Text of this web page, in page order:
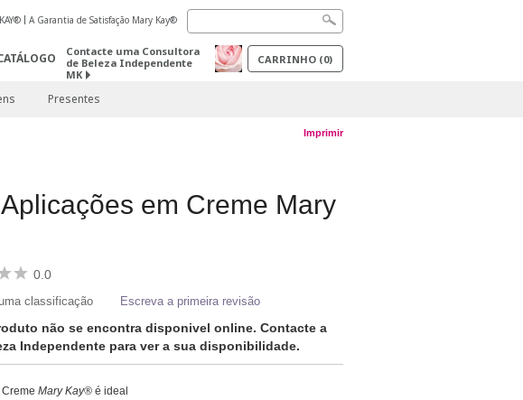
A Garantia de Satisfação Mary Kay®
Contacte uma Consultora
de Beleza Independente
MK
CARRINHO (0)
Presentes
Imprimir
em Creme Mary
0.0
classificação Escreva a primeira revisão
não se encontra disponivel online. Contacte a
Independente para ver a sua disponibilidade.
CremeMary Kay® é ideal